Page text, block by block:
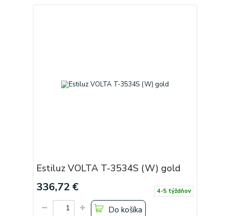
Estiluz VOLTA T-3534S (W) gold
336,72 € 4-5 týždňov
Do košíka